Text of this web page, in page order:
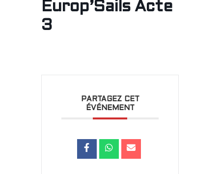
Europ’Sails Acte
3
PARTAGEZ CET
ÉVÉNEMENT